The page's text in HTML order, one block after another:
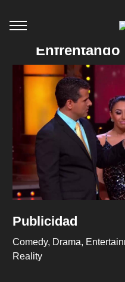
Publicidad
Comedy Drama
Reality